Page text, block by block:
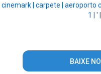
cinemark | carpete | aeroporto
1 | ' |
BAIXE